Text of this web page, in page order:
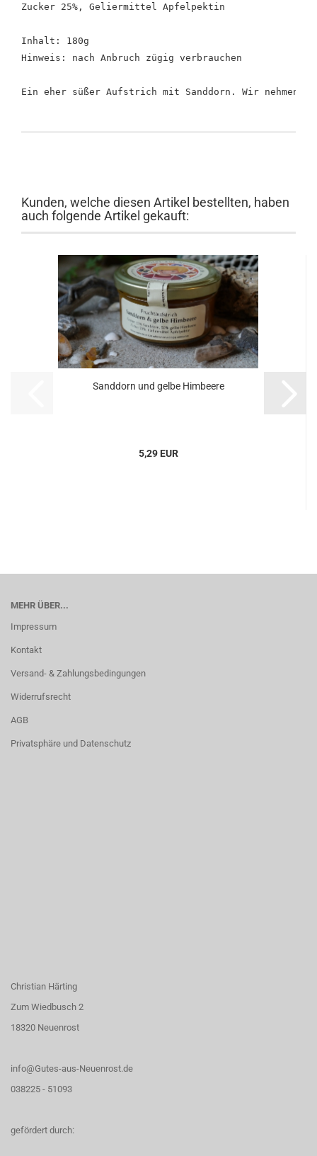
Zucker 25%, Geliermittel Apfelpektin
Inhalt: 180g
Hinweis: nach Anbruch zügig verbrauchen
Kunden, welche diesen Artikel bestellten, haben
auch folgende Artikel gekauft:
Sanddorn und gelbe Himbeere
5,29 EUR
MEHR ÜBER...
Impressum
Kontakt
Versand- & Zahlungsbedingungen
Widerrufsrecht
AGB
Privatsphäre und Datenschutz
Christian Härting
Zum Wiedbusch 2
18320 Neuenrost
info@Gutes-aus-Neuenrost.de
038225 - 51093
gefördert durch: